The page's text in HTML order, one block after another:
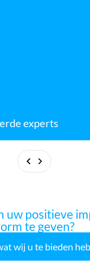
experts
VorigeVolgende
uw positieve
te geven?
wij u te bieden